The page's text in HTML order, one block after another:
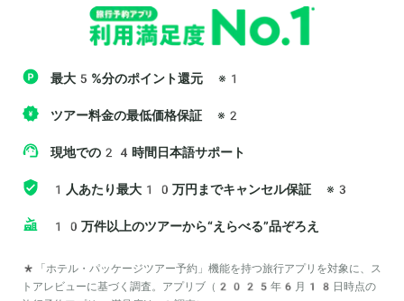
最大5%分のポイント還元 ※1
ツアー料金の最低価格保証 ※2
現地での24時間日本語サポート
1人あたり最大10万円までキャンセル保証 ※3
10万件以上のツアーから“えらべる”品ぞろえ
*「ホテル・パッケージツアー予約」機能を持つ旅行アプリを対象に、ス
トアレビューに基づく調査。アプリブ（2025年6月18日時点の